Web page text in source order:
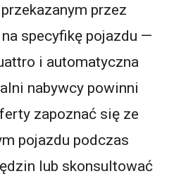
przez
specyfikę pojazdu —
i automatyczna
nabywcy powinni
zapoznać się ze
pojazdu podczas
lub skonsultować